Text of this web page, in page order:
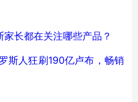
长都在关注哪些产品？
斯人狂刷190亿卢布，畅销